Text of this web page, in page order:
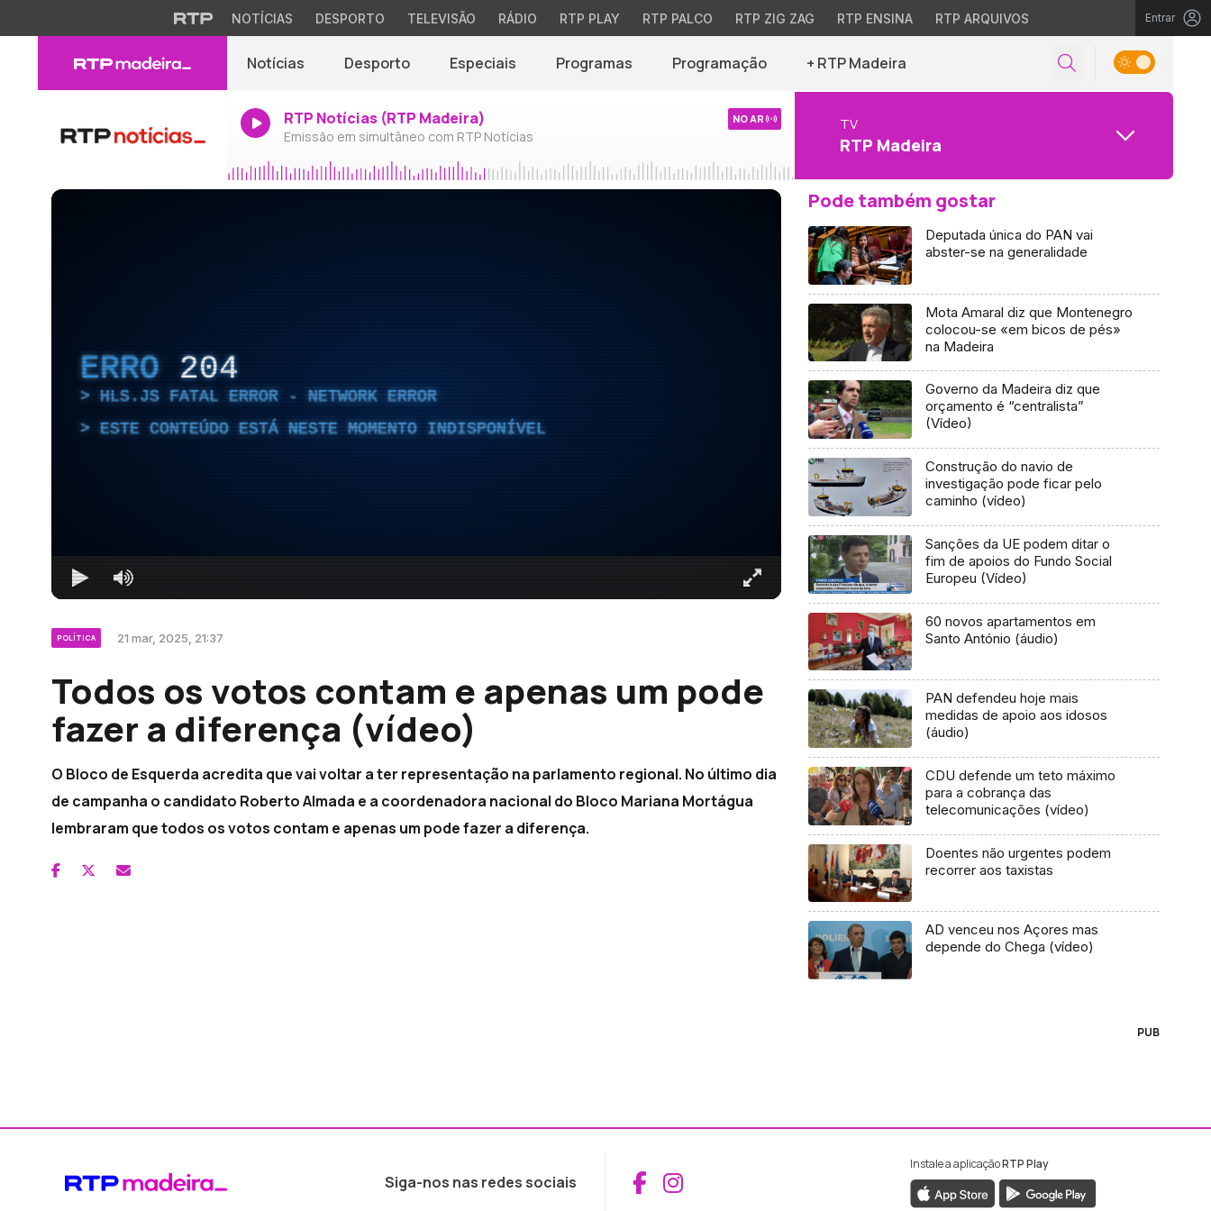
NOTÍCIAS DESPORTO TELEVISÃO RÁDIO RTP PLAY RTP PALCO RTP ZIG ZAG RTP ENSINA RTP ARQUIVOS Entrar
Notícias Desporto Especiais Programas Programação + RTP Madeira
RTP Notícias (RTP Madeira)
Emissão em simultâneo com RTP Notícias
NO AR TV
RTP Madeira
ERRO 204
HLS.JS FATAL ERROR - NETWORK ERROR
ESTE CONTEÚDO ESTÁ NESTE MOMENTO INDISPONÍVEL
POLÍTICA 21 mar, 2025, 21:37
Todos os votos contam e apenas um pode
fazer a diferença (vídeo)
O Bloco de Esquerda acredita que vai voltar a ter representação na parlamento regional. No último dia
de campanha o candidato Roberto Almada e a coordenadora nacional do Bloco Mariana Mortágua
lembraram que todos os votos contam e apenas um pode fazer a diferença.
Pode também gostar
Deputada única do PAN vai
abster-se na generalidade
Mota Amaral diz que Montenegro
colocou-se «em bicos de pés»
na Madeira
Governo da Madeira diz que
orçamento é “centralista”
(Vídeo)
Construção do navio de
investigação pode ficar pelo
caminho (vídeo)
Sanções da UE podem ditar o
fim de apoios do Fundo Social
Europeu (Vídeo)
60 novos apartamentos em
Santo António (áudio)
PAN defendeu hoje mais
medidas de apoio aos idosos
(áudio)
CDU defende um teto máximo
para a cobrança das
telecomunicações (vídeo)
Doentes não urgentes podem
recorrer aos taxistas
AD venceu nos Açores mas
depende do Chega (vídeo)
PUB
Siga-nos nas redes sociais Aceder ao Facebook da RTP Madeira
Aceder ao Instagram da RTP Madeira
Instale a aplicaçãoRTP Play